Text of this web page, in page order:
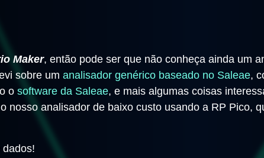
Maker, então pode ser que não conheça ainda um
sobre um analisador genérico baseado no Saleae,
o software da Saleae, e mais algumas coisas
nosso analisador de baixo custo usando a RP Pico,
dados!